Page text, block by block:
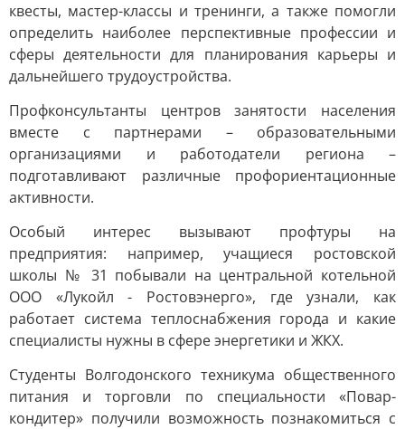
квесты, мастер-классы и тренинги, а также помогли
определить наиболее перспективные профессии и
сферы деятельности для планирования карьеры и
дальнейшего трудоустройства.
Профконсультанты центров занятости населения
вместе с партнерами – образовательными
организациями и работодатели региона –
подготавливают различные профориентационные
активности.
Особый интерес вызывают профтуры на
предприятия: например, учащиеся ростовской
школы № 31 побывали на центральной котельной
ООО «Лукойл - Ростовэнерго», где узнали, как
работает система теплоснабжения города и какие
специалисты нужны в сфере энергетики и ЖКХ.
Студенты Волгодонского техникума общественного
питания и торговли по специальности «Повар-
кондитер» получили возможность познакомиться с